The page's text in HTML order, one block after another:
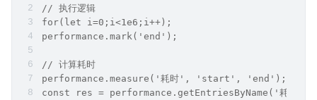
// 执行逻辑
for(let i=0;i<1e6;i++);
performance.mark('end');
// 计算耗时
performance.measure('耗时', 'start', 'end');
const res = performance.getEntriesByName('耗时